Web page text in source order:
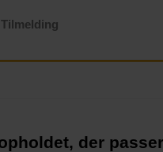
der passer